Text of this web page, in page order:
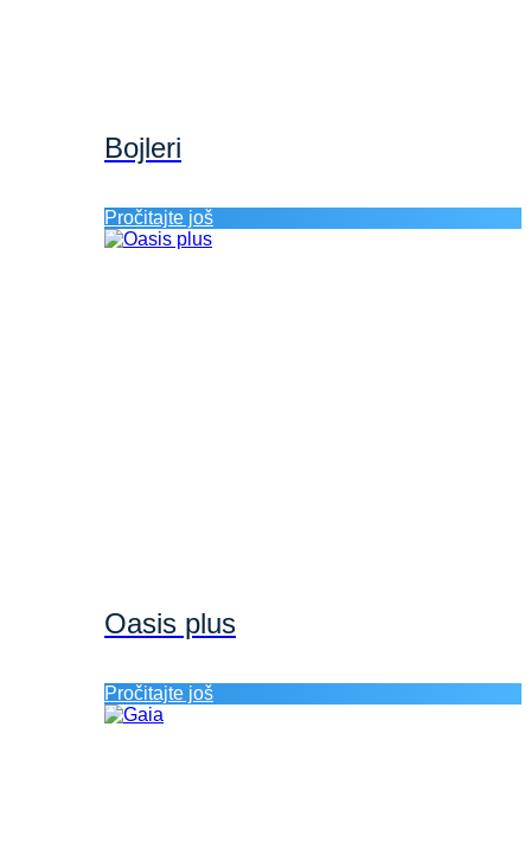
Bojleri
Pročitajte još
Oasis plus
Pročitajte još